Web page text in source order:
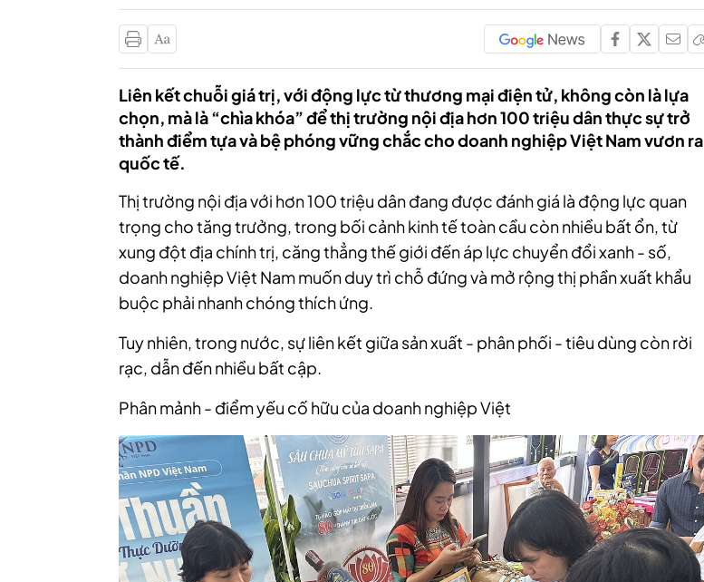
Liên kết chuỗi giá trị, với động lực từ thương mại điện tử, không còn là lựa
chọn, mà là “chìa khóa” để thị trường nội địa hơn 100 triệu dân thực sự trở
thành điểm tựa và bệ phóng vững chắc cho doanh nghiệp Việt Nam vươn ra
quốc tế.
Thị trường nội địa với hơn 100 triệu dân đang được đánh giá là động lực quan
trọng cho tăng trưởng, trong bối cảnh kinh tế toàn cầu còn nhiều bất ổn, từ
xung đột địa chính trị, căng thẳng thế giới đến áp lực chuyển đổi xanh - số,
doanh nghiệp Việt Nam muốn duy trì chỗ đứng và mở rộng thị phần xuất khẩu
buộc phải nhanh chóng thích ứng.
Tuy nhiên, trong nước, sự liên kết giữa sản xuất - phân phối - tiêu dùng còn rời
rạc, dẫn đến nhiều bất cập.
Phân mảnh - điểm yếu cố hữu của doanh nghiệp Việt